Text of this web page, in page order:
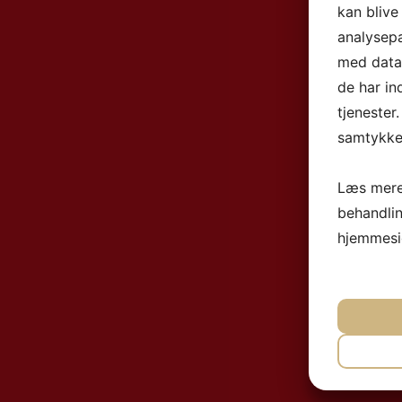
kan
med
de har
Læs